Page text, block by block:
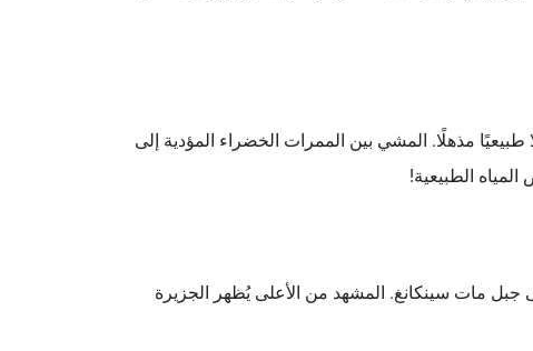
طبيعيًا مذهلًا. المشي بين الممرات الخضراء المؤدية إلى
الطبيعية!
مات سينكانغ. المشهد من الأعلى يُظهر الجزيرة